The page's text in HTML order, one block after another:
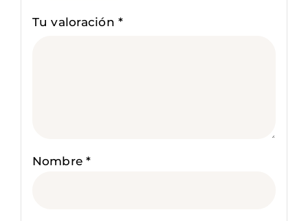
Tu valoración*
Nombre*